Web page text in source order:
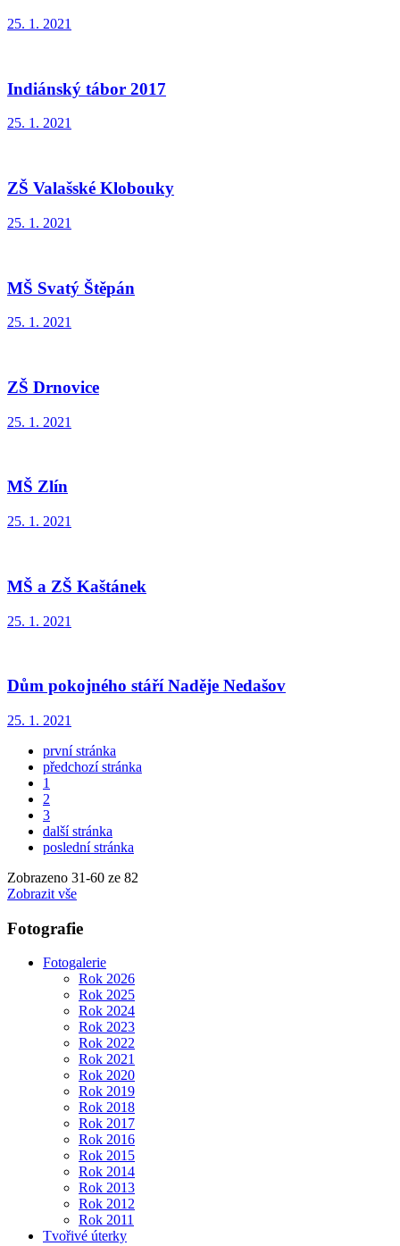
25. 1. 2021
Indiánský tábor 2017
25. 1. 2021
ZŠ Valašské Klobouky
25. 1. 2021
MŠ Svatý Štěpán
25. 1. 2021
ZŠ Drnovice
25. 1. 2021
MŠ Zlín
25. 1. 2021
MŠ a ZŠ Kaštánek
25. 1. 2021
Dům pokojného stáří Naděje Nedašov
25. 1. 2021
první stránka
předchozí stránka
1
2
3
další stránka
poslední stránka
Zobrazeno 31-60 ze 82
Zobrazit vše
Fotografie
Fotogalerie
Rok 2026
Rok 2025
Rok 2024
Rok 2023
Rok 2022
Rok 2021
Rok 2020
Rok 2019
Rok 2018
Rok 2017
Rok 2016
Rok 2015
Rok 2014
Rok 2013
Rok 2012
Rok 2011
Tvořivé úterky